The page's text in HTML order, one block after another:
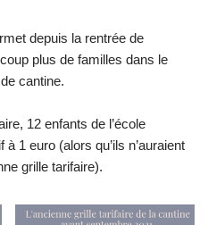
depuis la rentrée de
plus de familles dans le
cantine.
12 enfants de l’école
1 euro (alors qu’ils n’auraient
grille tarifaire).